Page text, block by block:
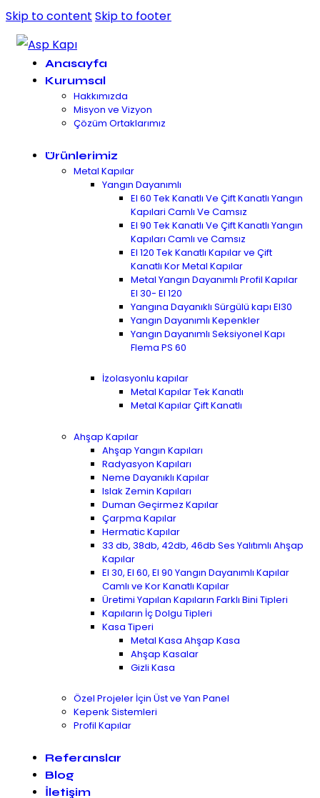
Skip to content Skip to footer
Anasayfa
Kurumsal
Hakkımızda
Misyon ve Vizyon
Çözüm Ortaklarımız
Ürünlerimiz
Metal Kapılar
Yangın Dayanımlı
EI 60 Tek Kanatlı Ve Çift Kanatlı Yangın
Kapılari Camlı Ve Camsız
EI 90 Tek Kanatlı Ve Çift Kanatlı Yangın
Kapıları Camlı ve Camsız
EI 120 Tek Kanatlı Kapılar ve Çift
Kanatlı Kor Metal Kapılar
Metal Yangın Dayanımlı Profil Kapılar
EI 30- EI 120
Yangına Dayanıklı Sürgülü kapı EI30
Yangın Dayanımlı Kepenkler
Yangın Dayanımlı Seksiyonel Kapı
Flema PS 60
İzolasyonlu kapılar
Metal Kapılar Tek Kanatlı
Metal Kapılar Çift Kanatlı
Ahşap Kapılar
Ahşap Yangın Kapıları
Radyasyon Kapıları
Neme Dayanıklı Kapılar
Islak Zemin Kapıları
Duman Geçirmez Kapılar
Çarpma Kapılar
Hermatic Kapılar
33 db, 38db, 42db, 46db Ses Yalıtımlı Ahşap
Kapılar
EI 30, EI 60, EI 90 Yangın Dayanımlı Kapılar
Camlı ve Kor Kanatlı Kapılar
Üretimi Yapılan Kapıların Farklı Bini Tipleri
Kapıların İç Dolgu Tipleri
Kasa Tiperi
Metal Kasa Ahşap Kasa
Ahşap Kasalar
Gizli Kasa
Özel Projeler İçin Üst ve Yan Panel
Kepenk Sistemleri
Profil Kapılar
Referanslar
Blog
İletişim